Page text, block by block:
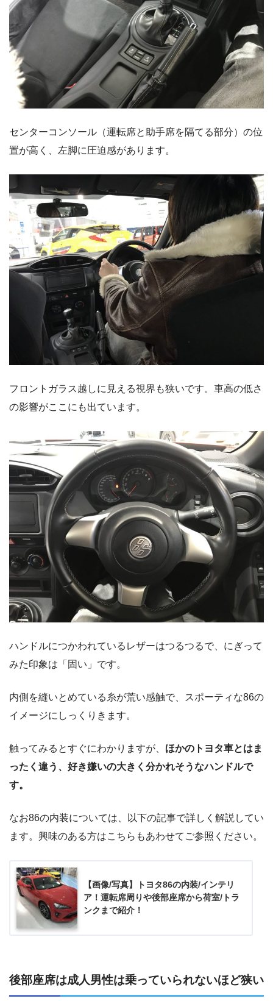
センターコンソール（運転席と助手席を隔てる部分）の位
置が高く、左脚に圧迫感があります。
フロントガラス越しに見える視界も狭いです。車高の低さ
の影響がここにも出ています。
ハンドルにつかわれているレザーはつるつるで、にぎって
みた印象は「固い」です。
内側を縫いとめている糸が荒い感触で、スポーティな86の
イメージにしっくりきます。
触ってみるとすぐにわかりますが、 ほかのトヨタ車とはま
ったく違う、好き嫌いの大きく分かれそうなハンドルで
す。
なお86の内装については、以下の記事で詳しく解説してい
ます。興味のある方はこちらもあわせてご参照ください。
【画像/写真】トヨタ86の内装/インテリ
ア！運転席周りや後部座席から荷室/トラ
ンクまで紹介！
後部座席は成人男性は乗っていられないほど狭い